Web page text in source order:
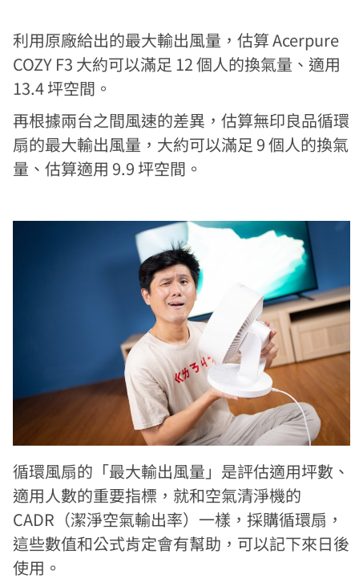
利用原廠給出的最大輸出風量，估算 Acerpure
COZY F3 大約可以滿足 12 個人的換氣量、適用
13.4 坪空間。
再根據兩台之間風速的差異，估算無印良品循環
扇的最大輸出風量，大約可以滿足 9 個人的換氣
量、估算適用 9.9 坪空間。
循環風扇的「最大輸出風量」是評估適用坪數、
適用人數的重要指標，就和空氣清淨機的
CADR（潔淨空氣輸出率）一樣，採購循環扇，
這些數值和公式肯定會有幫助，可以記下來日後
使用。